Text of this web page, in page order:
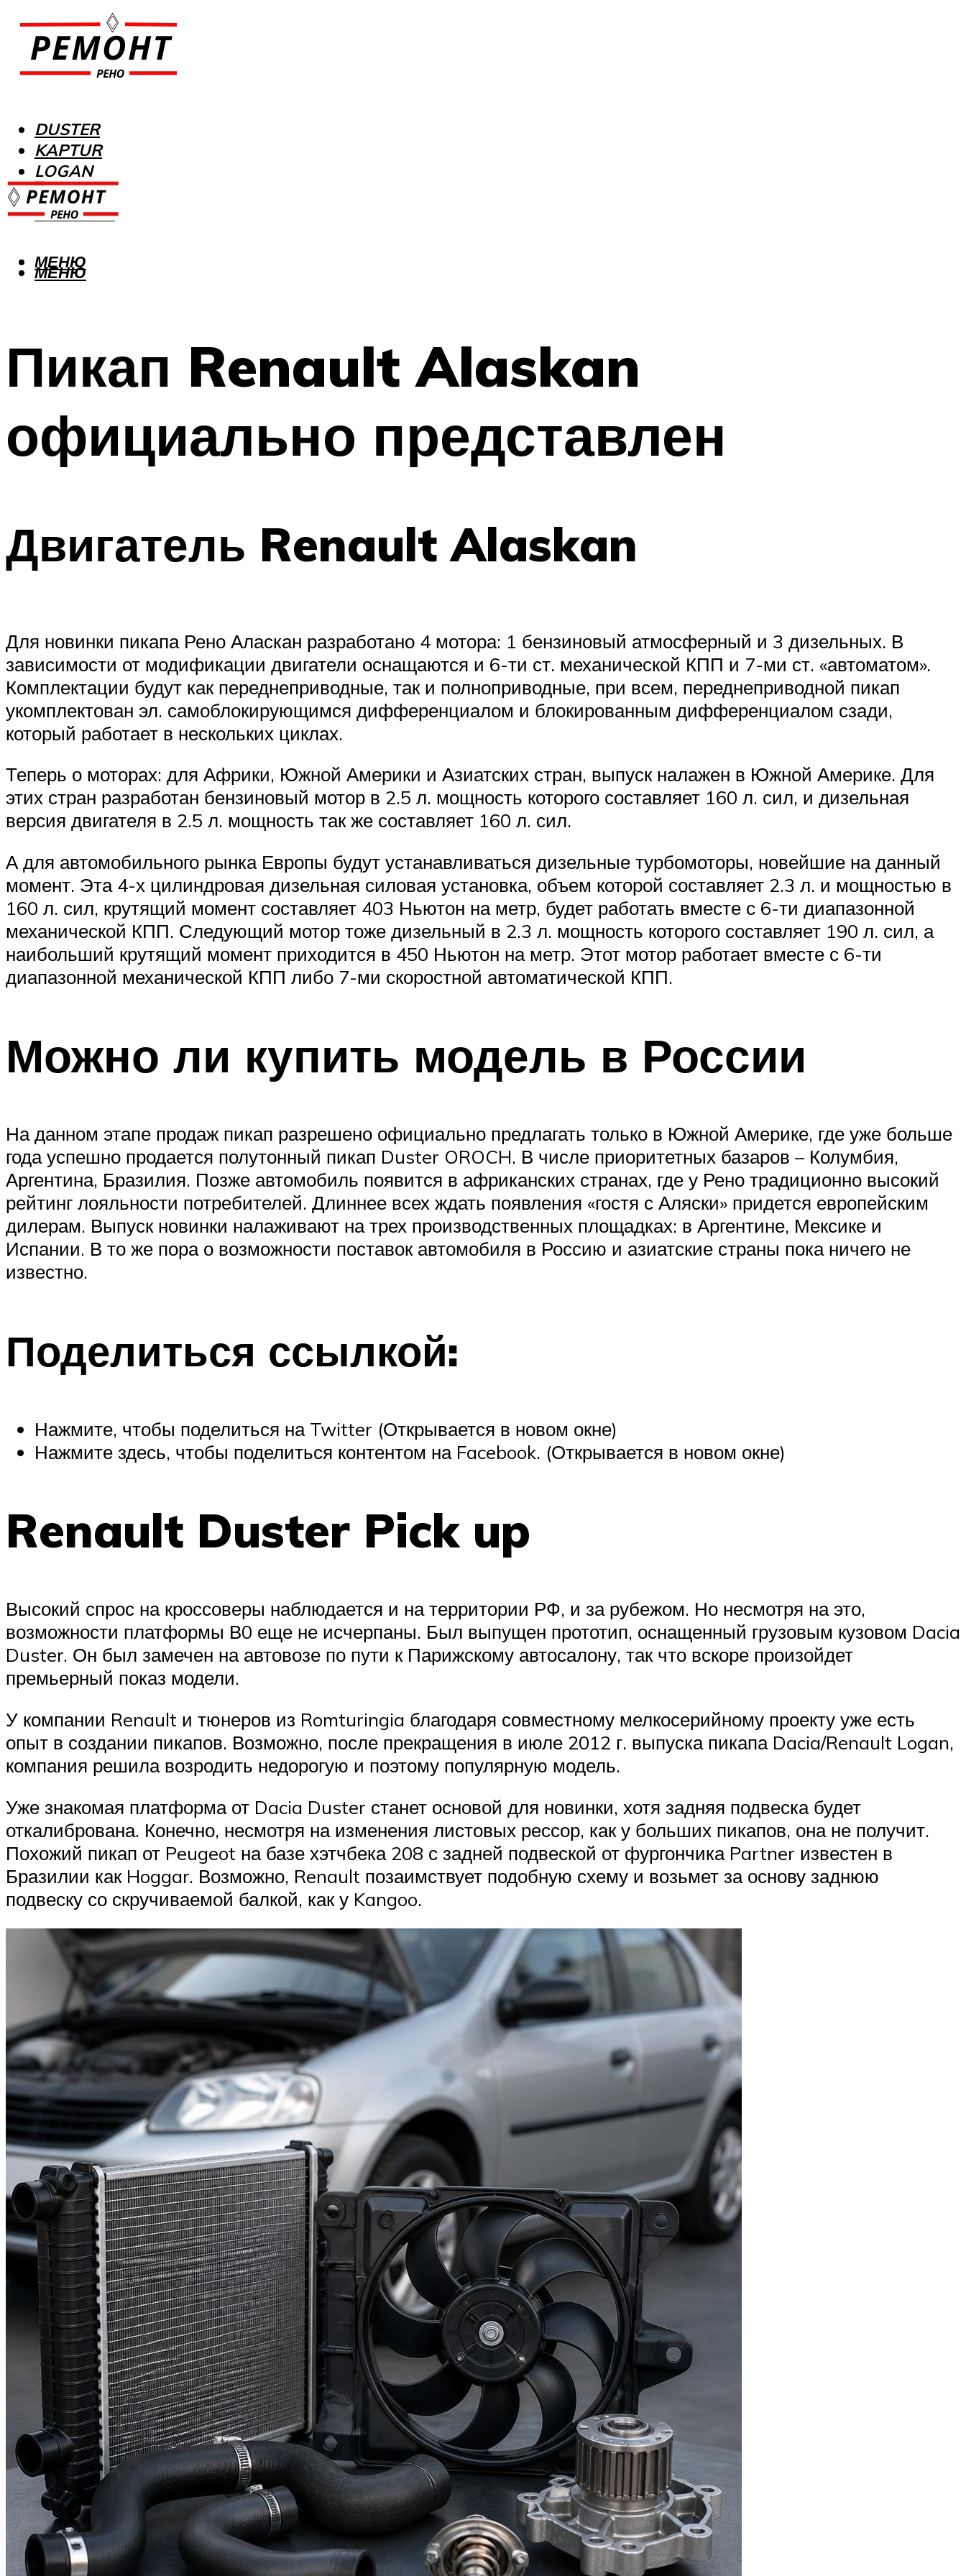
DUSTER
KAPTUR
LOGAN
MEGANE
SANDERO
МЕНЮ
МЕНЮ
Пикап Renault Alaskan
официально представлен
Двигатель Renault Alaskan
Для новинки пикапа Рено Аласкан разработано 4 мотора: 1 бензиновый атмосферный и 3 дизельных. В
зависимости от модификации двигатели оснащаются и 6-ти ст. механической КПП и 7-ми ст. «автоматом».
Комплектации будут как переднеприводные, так и полноприводные, при всем, переднеприводной пикап
укомплектован эл. самоблокирующимся дифференциалом и блокированным дифференциалом сзади,
который работает в нескольких циклах.
Теперь о моторах: для Африки, Южной Америки и Азиатских стран, выпуск налажен в Южной Америке. Для
этих стран разработан бензиновый мотор в 2.5 л. мощность которого составляет 160 л. сил, и дизельная
версия двигателя в 2.5 л. мощность так же составляет 160 л. сил.
А для автомобильного рынка Европы будут устанавливаться дизельные турбомоторы, новейшие на данный
момент. Эта 4-х цилиндровая дизельная силовая установка, объем которой составляет 2.3 л. и мощностью в
160 л. сил, крутящий момент составляет 403 Ньютон на метр, будет работать вместе с 6-ти диапазонной
механической КПП. Следующий мотор тоже дизельный в 2.3 л. мощность которого составляет 190 л. сил, а
наибольший крутящий момент приходится в 450 Ньютон на метр. Этот мотор работает вместе с 6-ти
диапазонной механической КПП либо 7-ми скоростной автоматической КПП.
Можно ли купить модель в России
На данном этапе продаж пикап разрешено официально предлагать только в Южной Америке, где уже больше
года успешно продается полутонный пикап Duster OROCH. В числе приоритетных базаров – Колумбия,
Аргентина, Бразилия. Позже автомобиль появится в африканских странах, где у Рено традиционно высокий
рейтинг лояльности потребителей. Длиннее всех ждать появления «гостя с Аляски» придется европейским
дилерам. Выпуск новинки налаживают на трех производственных площадках: в Аргентине, Мексике и
Испании. В то же пора о возможности поставок автомобиля в Россию и азиатские страны пока ничего не
известно.
Поделиться ссылкой:
Нажмите, чтобы поделиться на Twitter (Открывается в новом окне)
Нажмите здесь, чтобы поделиться контентом на Facebook. (Открывается в новом окне)
Renault Duster Pick up
Высокий спрос на кроссоверы наблюдается и на территории РФ, и за рубежом. Но несмотря на это,
возможности платформы В0 еще не исчерпаны. Был выпущен прототип, оснащенный грузовым кузовом Dacia
Duster. Он был замечен на автовозе по пути к Парижскому автосалону, так что вскоре произойдет
премьерный показ модели.
У компании Renault и тюнеров из Romturingia благодаря совместному мелкосерийному проекту уже есть
опыт в создании пикапов. Возможно, после прекращения в июле 2012 г. выпуска пикапа Dacia/Renault Logan,
компания решила возродить недорогую и поэтому популярную модель.
Уже знакомая платформа от Dacia Duster станет основой для новинки, хотя задняя подвеска будет
откалибрована. Конечно, несмотря на изменения листовых рессор, как у больших пикапов, она не получит.
Похожий пикап от Peugeot на базе хэтчбека 208 с задней подвеской от фургончика Partner известен в
Бразилии как Hoggar. Возможно, Renault позаимствует подобную схему и возьмет за основу заднюю
подвеску со скручиваемой балкой, как у Kangoo.